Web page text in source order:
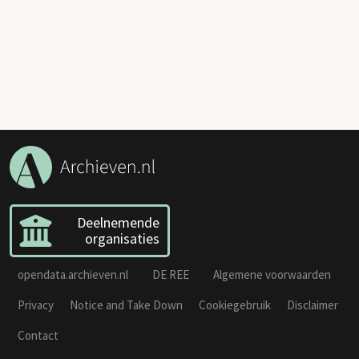
Deelnemende
organisaties
opendata.archieven.nl DE REE
Algemene voorwaarden
Privacy
Notice and Take Down Cookiegebruik
Disclaimer
Contact